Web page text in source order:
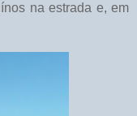
na estrada e, em